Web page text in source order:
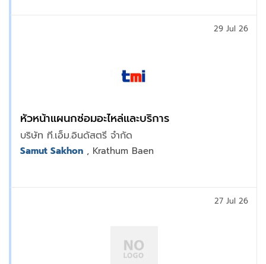
หัวหน้าแผนกซ่อมอะไหล่และบริการ
บริษัท ที.เอ็ม.อินดัสตรี จำกัด
29 Jul 26
Samut Sakhon , Krathum Baen
27 Jul 26